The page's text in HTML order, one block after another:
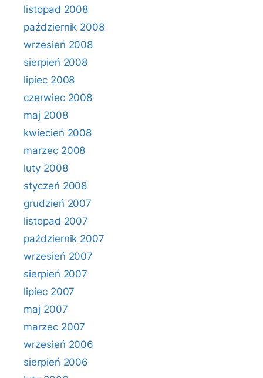
listopad 2008
październik 2008
wrzesień 2008
sierpień 2008
lipiec 2008
czerwiec 2008
maj 2008
kwiecień 2008
marzec 2008
luty 2008
styczeń 2008
grudzień 2007
listopad 2007
październik 2007
wrzesień 2007
sierpień 2007
lipiec 2007
maj 2007
marzec 2007
wrzesień 2006
sierpień 2006